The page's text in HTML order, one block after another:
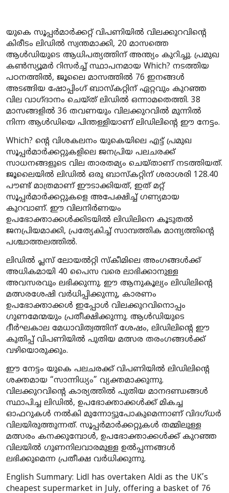
യുകെ സൂപ്പർമാർക്കറ്റ് വിപണിയിൽ വിലക്കുറവിന്റെ
കിരീടം ലിഡിൽ സ്വന്തമാക്കി, 20 മാസത്തെ
ആൾഡിയുടെ ആധിപത്യത്തിന് അന്ത്യം കുറിച്ചു. പ്രമുഖ
കൺസ്യൂമർ റിസർച്ച് സ്ഥാപനമായ Which? നടത്തിയ
പഠനത്തിൽ, ജൂലൈ മാസത്തിൽ 76 ഇനങ്ങൾ
അടങ്ങിയ ഷോപ്പിംഗ് ബാസ്കറ്റിന് ഏറ്റവും കുറഞ്ഞ
വില വാഗ്ദാനം ചെയ്ത് ലിഡിൽ ഒന്നാമതെത്തി. 38
മാസങ്ങളിൽ 36 തവണയും വിലക്കുറവിൽ മുന്നിൽ
നിന്ന ആൾഡിയെ പിന്തള്ളിയാണ് ലിഡിലിന്റെ ഈ നേട്ടം.
Which? ന്റെ വിശകലനം യുകെയിലെ എട്ട് പ്രമുഖ
സൂപ്പർമാർക്കറ്റുകളിലെ ജനപ്രിയ പലചരക്ക്
സാധനങ്ങളുടെ വില താരതമ്യം ചെയ്താണ് നടത്തിയത്.
ജൂലൈയിൽ ലിഡിൽ ഒരു ബാസ്കറ്റിന് ശരാശരി 128.40
പൗണ്ട് മാത്രമാണ് ഈടാക്കിയത്, ഇത് മറ്റ്
സൂപ്പർമാർക്കറ്റുകളെ അപേക്ഷിച്ച് ഗണ്യമായ
കുറവാണ്. ഈ വിലനിർണയം
ഉപഭോക്താക്കൾക്കിടയിൽ ലിഡിലിനെ കൂടുതൽ
ജനപ്രിയമാക്കി, പ്രത്യേകിച്ച് സാമ്പത്തിക മാന്ദ്യത്തിന്റെ
പശ്ചാത്തലത്തിൽ.
ലിഡിൽ പ്ലസ് ലോയൽറ്റി സ്കീമിലെ അംഗങ്ങൾക്ക്
അധികമായി 40 പൈസ വരെ ലാഭിക്കാനുള്ള
അവസരവും ലഭിക്കുന്നു. ഈ ആനുകൂല്യം ലിഡിലിന്റെ
മത്സരശേഷി വർധിപ്പിക്കുന്നു, കാരണം
ഉപഭോക്താക്കൾ ഇപ്പോൾ വിലക്കുറവിനൊപ്പം
ഗുണമേന്മയും പ്രതീക്ഷിക്കുന്നു. ആൾഡിയുടെ
ദീർഘകാല മേധാവിത്വത്തിന് ശേഷം, ലിഡിലിന്റെ ഈ
കുതിപ്പ് വിപണിയിൽ പുതിയ മത്സര തരംഗങ്ങൾക്ക്
വഴിയൊരുക്കും.
ഈ നേട്ടം യുകെ പലചരക്ക് വിപണിയിൽ ലിഡിലിന്റെ
ശക്തമായ “സാന്നിധ്യം” വ്യക്തമാക്കുന്നു.
വിലക്കുറവിന്റെ കാര്യത്തിൽ പുതിയ മാനദണ്ഡങ്ങൾ
സ്ഥാപിച്ച ലിഡിൽ, ഉപഭോക്താക്കൾക്ക് മികച്ച
ഓഫറുകൾ നൽകി മുന്നോട്ടുപോകുമെന്നാണ് വിദഗ്ധർ
വിലയിരുത്തുന്നത്. സൂപ്പർമാർക്കറ്റുകൾ തമ്മിലുള്ള
മത്സരം കനക്കുമ്പോൾ, ഉപഭോക്താക്കൾക്ക് കുറഞ്ഞ
വിലയിൽ ഗുണനിലവാരമുള്ള ഉൽപ്പന്നങ്ങൾ
ലഭിക്കുമെന്ന പ്രതീക്ഷ വർധിക്കുന്നു.
English Summary: Lidl has overtaken Aldi as the UK’s
cheapest supermarket in July, offering a basket of 76